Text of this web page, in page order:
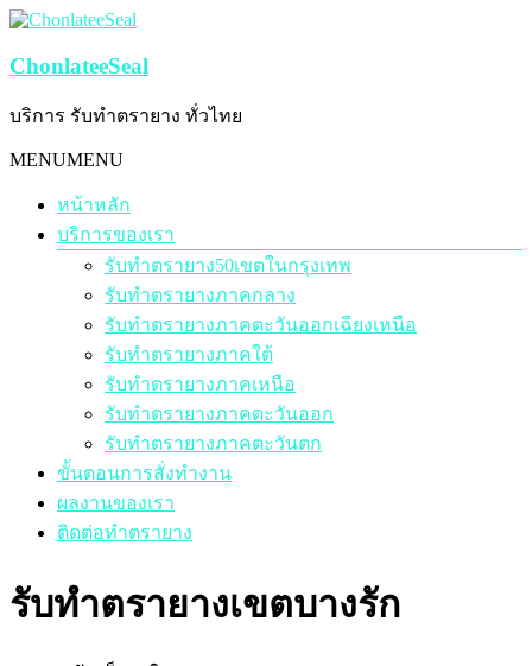
Skip
content
ChonlateeSeal
บริการ รับทำตรายาง ทั่วไทย
Menu
MENUMENU
หน้าหลัก
บริการของเรา
รับทำตรายาง50เขตในกรุงเทพ
รับทำตรายางภาคกลาง
รับทำตรายางภาคตะวันออกเฉียงเหนือ
รับทำตรายางภาคใต้
รับทำตรายางภาคเหนือ
รับทำตรายางภาคตะวันออก
รับทำตรายางภาคตะวันตก
ขั้นตอนการสั่งทำงาน
ผลงานของเรา
ติดต่อทำตรายาง
รับทำตรายางเขตบางรัก